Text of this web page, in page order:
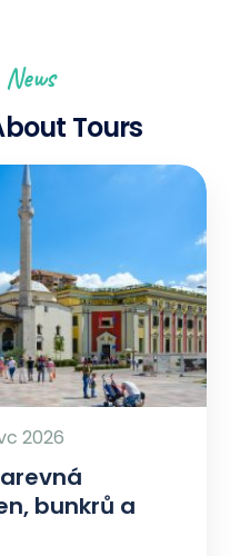
Tours
2026
bunkrů a